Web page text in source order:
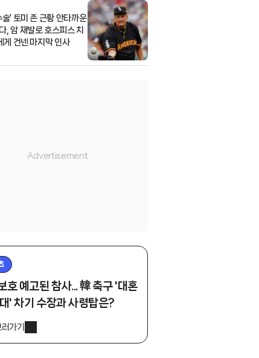
' 토미 존 근황 안타까운
, 암 재발로 호스피스 치
게 건넨 마지막 인사
호 예고된 참사... 韓 축구 '대혼
' 차기 수장과 사령탑은?
가기